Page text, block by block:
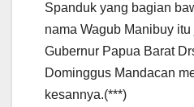
Spanduk yang bagian
nama Wagub Manibuy
Gubernur Papua Barat
Dominggus Mandacan
kesannya.(***)